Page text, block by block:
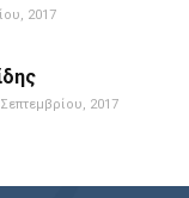
2017
2017